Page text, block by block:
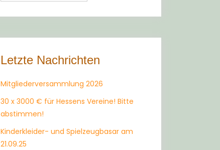
Letzte Nachrichten
Mitgliederversammlung 2026
30 x 3000 € für Hessens Vereine! Bitte
abstimmen!
Kinderkleider- und Spielzeugbasar am
21.09.25